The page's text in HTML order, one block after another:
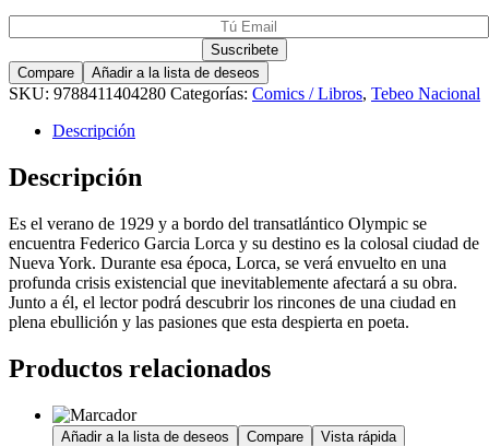
Compare Añadir a la lista de deseos
SKU: 9788411404280 Categorías: Comics / Libros, Tebeo Nacional
Descripción
Descripción
Es el verano de 1929 y a bordo del transatlántico Olympic se
encuentra Federico Garcia Lorca y su destino es la colosal ciudad de
Nueva York. Durante esa época, Lorca, se verá envuelto en una
profunda crisis existencial que inevitablemente afectará a su obra.
Junto a él, el lector podrá descubrir los rincones de una ciudad en
plena ebullición y las pasiones que esta despierta en poeta.
Productos relacionados
Añadir a la lista de deseos Compare Vista rápida